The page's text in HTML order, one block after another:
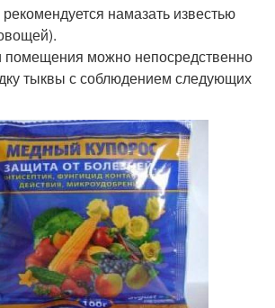
намазать известью
помещения можно непосредственно
тыквы с соблюдением следующих